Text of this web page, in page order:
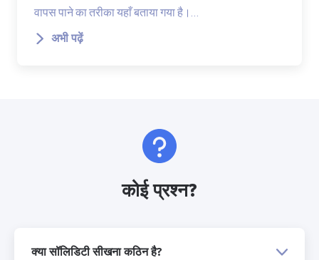
वापस पाने का तरीका यहाँ बताया गया है।…
अभी पढ़ें
कोई प्रश्न?
क्या सॉलिडिटी सीखना कठिन है?